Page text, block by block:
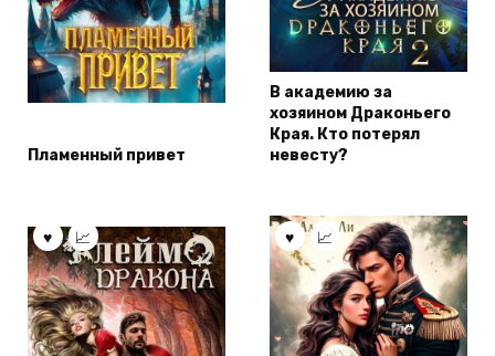
Пламенный привет
В академию за
хозяином Драконьего
Края. Кто потерял
невесту?